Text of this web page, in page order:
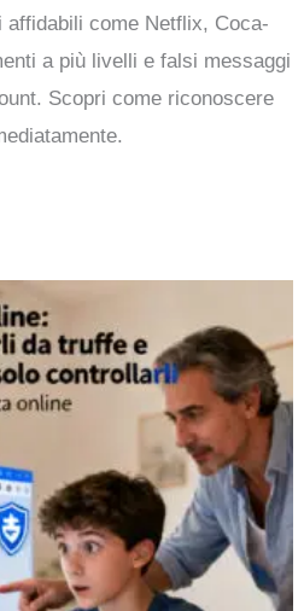
come Netflix, Coca-
a più livelli e falsi messaggi
Scopri come riconoscere